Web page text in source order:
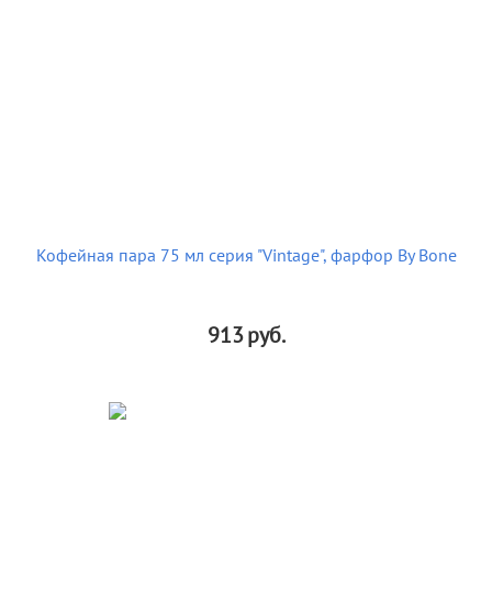
Кофейная пара 75 мл серия "Vintage", фарфор By Bone
913руб.